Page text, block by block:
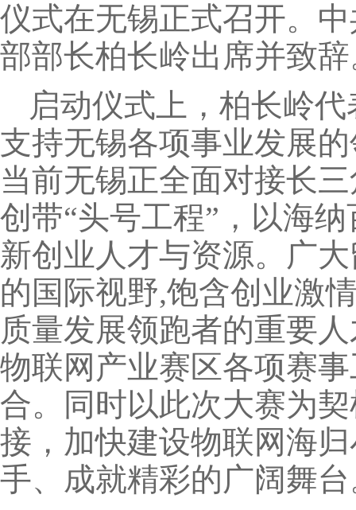
仪式在无锡正式召开。
部部长柏长岭出席并致
启动仪式上，柏长岭
支持无锡各项事业发展
当前无锡正全面对接长
创带“头号工程”，以海
新创业人才与资源。广
的国际视野,饱含创业激
质量发展领跑者的重要
物联网产业赛区各项赛
合。同时以此次大赛为
接，加快建设物联网海
手、成就精彩的广阔舞